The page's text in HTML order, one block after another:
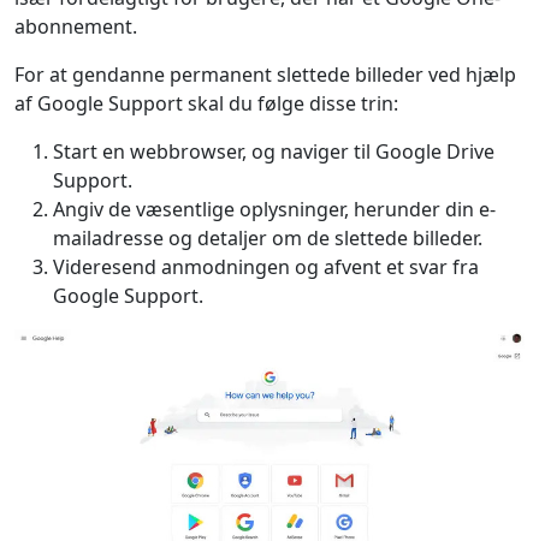
abonnement.
For at gendanne permanent slettede billeder ved hjælp
af Google Support skal du følge disse trin:
Start en webbrowser, og naviger til Google Drive
Support.
Angiv de væsentlige oplysninger, herunder din e-
mailadresse og detaljer om de slettede billeder.
Videresend anmodningen og afvent et svar fra
Google Support.